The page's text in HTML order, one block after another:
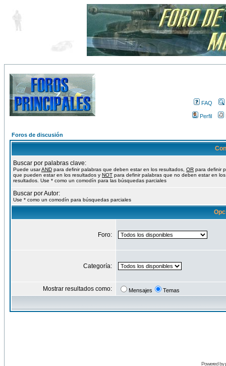
FAQ
Perfil
Foros de discusión
Buscar por palabras clave:
Puede usarAND para definir palabras que deben estar en los resultados, OR para definir
que pueden estar en los resultados y NOT para definir palabras que no deben estar en los
resultados. Use * como un comodín para las búsquedas parciales
Buscar por Autor:
Use * como un comodín para búsquedas parciales
Foro:
Categoría:
Mostrar resultados como: Mensajes Temas
Powered by